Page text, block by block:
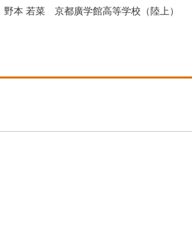
野本 若菜 京都廣学館高等学校（陸上）